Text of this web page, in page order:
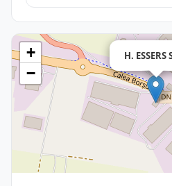
H. ESSERS
+
−